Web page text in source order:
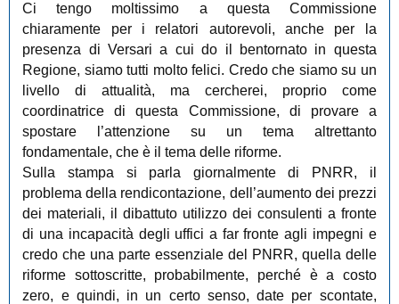
Ci tengo moltissimo a questa Commissione
chiaramente per i relatori autorevoli, anche per la
presenza di Versari a cui do il bentornato in questa
Regione, siamo tutti molto felici. Credo che siamo su un
livello di attualità, ma cercherei, proprio come
coordinatrice di questa Commissione, di provare a
spostare l’attenzione su un tema altrettanto
fondamentale, che è il tema delle riforme.
Sulla stampa si parla giornalmente di PNRR, il
problema della rendicontazione, dell’aumento dei prezzi
dei materiali, il dibattuto utilizzo dei consulenti a fronte
di una incapacità degli uffici a far fronte agli impegni e
credo che una parte essenziale del PNRR, quella delle
riforme sottoscritte, probabilmente, perché è a costo
zero, e quindi, in un certo senso, date per scontate,